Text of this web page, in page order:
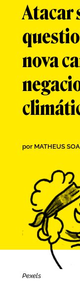
Atacar
nova
por MATHEUS
Pexels